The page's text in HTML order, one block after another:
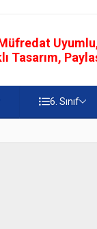
Tasarım,
6. Sınıf